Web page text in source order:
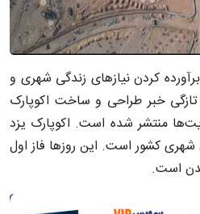
کردن نیازهای زندگی شهری و
خبر طراحی و ساخت اکوپارک
منتشر شده است. اکوپارک یزد
شهری کشور است. این روزها فاز اول
است.